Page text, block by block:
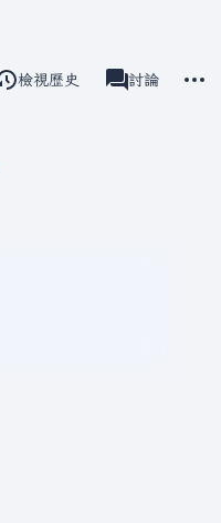
檢視歷史 associated-
瓦爾海姆
討論